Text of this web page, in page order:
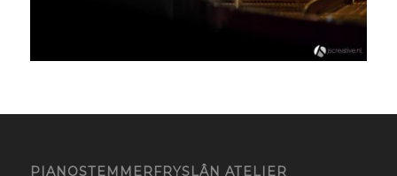
PIANOSTEMMERFRYSLÂN ATELIER